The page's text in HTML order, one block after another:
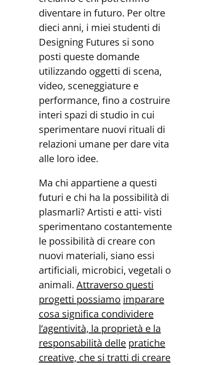
diventare in futuro. Per oltre
dieci anni, i miei studenti di
Designing Futures si sono
posti queste domande
utilizzando oggetti di scena,
video, sceneggiature e
performance, fino a costruire
interi spazi di studio in cui
sperimentare nuovi rituali di
relazioni umane per dare vita
alle loro idee.
Ma chi appartiene a questi
futuri e chi ha la possibilità di
plasmarli? Artisti e atti- visti
sperimentano costantemente
le possibilità di creare con
nuovi materiali, siano essi
artificiali, microbici, vegetali o
animali. Attraverso questi
progetti possiamo imparare
cosa significa condividere
l’agentività, la proprietà e la
responsabilità delle pratiche
creative, che si tratti di creare